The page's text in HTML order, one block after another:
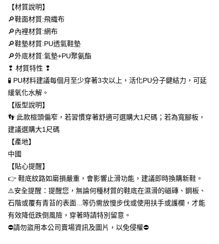
ATM／網路銀行／等多元方式進行付款，方視為交易完成。
※ 請注意：結帳手續完成當下不需立刻繳費，但若您需要取消訂單，請聯絡
購買商品的店家。未經商家同意取消之訂單仍視為有效，需透過AFTEE先享
後付繳納相關費用。
※ 交易是否成功請以「AFTEE先享後付 」之結帳頁面顯示為準，若有關於
是否繳費成功／繳費後需取消欲退款等相關疑問，請聯繫「AFTEE先享後付
【注意事項】
１．透過由恩沛科技股份有限公司提供之「AFTEE先享後付」服務完成之交
易，需依本服務之必要範圍內提供個人資料，並將交易相關給付款項請求債
權轉讓予恩沛科技股份有限公司。
２．關於個人資料處理事宜，請瀏覽以下網址：
３．未成年的使用者請事先徵得法定代理人或監護人之同意方可使用
「AFTEE先享後付」，若未經同意申辦者引起之損失，本公司不負相關責
任。
４．使用「AFTEE先享後付」時，將依據個別帳號之用戶狀況，依本公司即
時審查核予不同之上限額度；若仍有額度不足之情形，本公司將視審查結果
請求用戶進行身份認證。
５．嚴禁一人註冊多個帳號或使用他人資訊註冊。若發現惡意使用之情形，
恩沛科技股份有限公司將有權停止該用戶之使用額度並採取法律行動。
每筆NT$50，滿NT$699(含以上)免運費
付款後萊爾富取貨
每筆NT$50，滿NT$699(含以上)免運費
7-11取貨付款
每筆NT$60，滿NT$699(含以上)免運費
付款後7-11取貨
每筆NT$60，滿NT$699(含以上)免運費
宅配
每筆NT$100，滿NT$699(含以上)免運費
馬來西亞/加拿大/澳大利亞/日本/韓國/香港/澳門/新加坡/印
尼/泰國/越南/東馬來西亞/西馬來西亞
美國/加拿大/澳大利亞/日本/韓國/香港/澳門/新加坡/印尼/泰
國/越南/東馬來西亞/西馬來西亞
查看運費
【材質說明】
🔎鞋面材質:飛織布
🔎內裡材質:網布
🔎鞋墊材質:PU透氣鞋墊
🔎外底材質:氣墊+PU聚氨酯
❢ 材質特性 ❢
🧪 PU材料建議每個月至少穿著3次以上，活化PU分子鍵結力，可延
緩氧化水解。
【版型說明】
👣 此款楦頭偏窄，若習慣穿著舒適可選購大1尺碼；若為寬腳板，
建議選購大1尺碼
【產地】
中國
【貼心提醒】
👉 鞋底紋路如磨損嚴重，會影響止滑功能，建議即時換購新鞋。
⚠️安全提醒：提醒您，無論何種材質的鞋底在濕滑的磁磚、鋼板、
石階或覆有青苔的表面...等仍需放慢步伐或使用扶手或護欄，才能
有效降低跌倒風險，穿著時請特別留意。
⛔請勿盜用本公司賣場資訊及圖片，以免侵權⛔